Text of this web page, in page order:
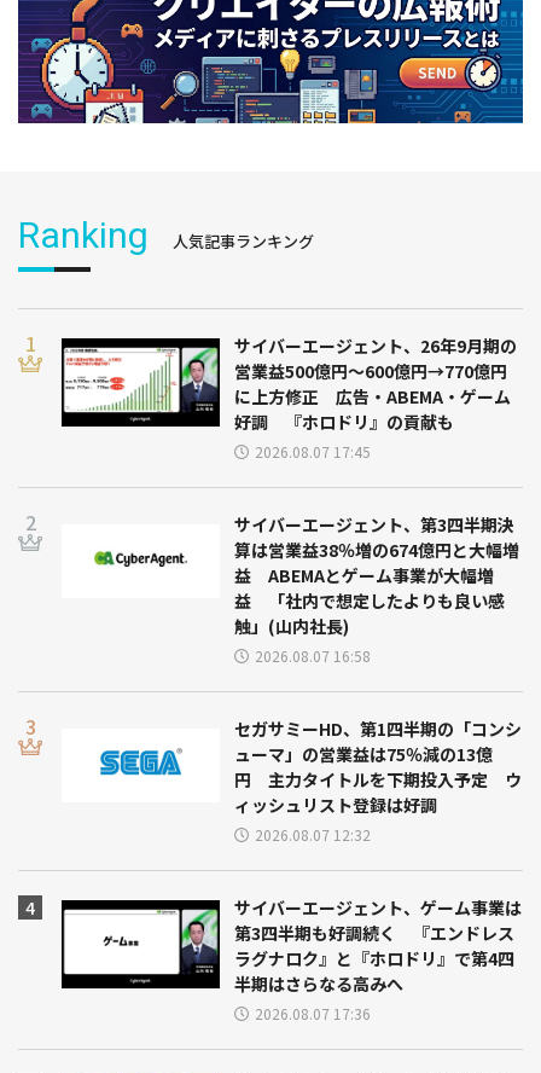
Ranking 人気記事ランキング
サイバーエージェント、26年9月期の
営業益500億円～600億円→770億円
に上方修正 広告・ABEMA・ゲーム
好調 『ホロドリ』の貢献も
2026.08.07 17:45
サイバーエージェント、第3四半期決
算は営業益38％増の674億円と大幅増
益 ABEMAとゲーム事業が大幅増
益 「社内で想定したよりも良い感
触」(山内社長)
2026.08.07 16:58
セガサミーHD、第1四半期の「コンシ
ューマ」の営業益は75％減の13億
円 主力タイトルを下期投入予定 ウ
ィッシュリスト登録は好調
2026.08.07 12:32
サイバーエージェント、ゲーム事業は
第3四半期も好調続く 『エンドレス
ラグナロク』と『ホロドリ』で第4四
半期はさらなる高みへ
2026.08.07 17:36